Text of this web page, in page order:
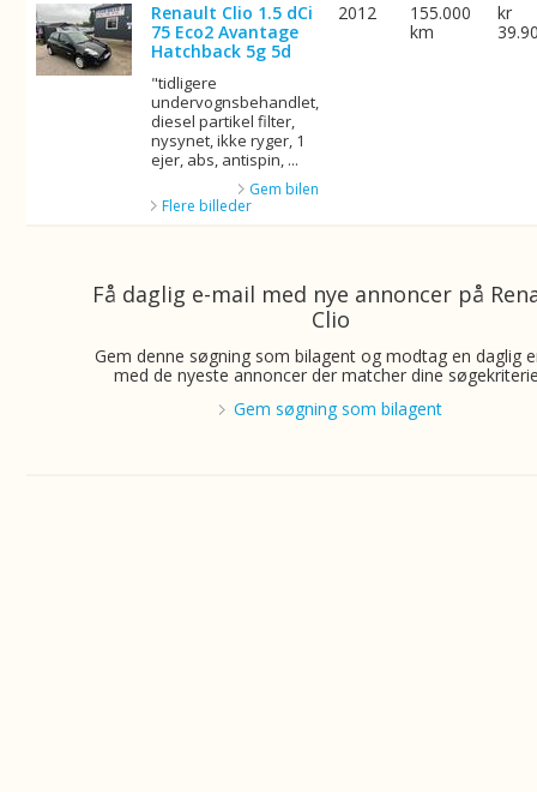
Renault Clio 1.5 dCi
75 Eco2 Avantage
Hatchback 5g 5d
"tidligere
undervognsbehandlet,
diesel partikel filter,
nysynet, ikke ryger, 1
ejer, abs, antispin, ...
Gem bilen
Flere billeder
2012
155.000
km
kr
Få daglig e-mail med nye annoncer på
Clio
Gem denne søgning som bilagent og modtag en daglig
med de nyeste annoncer der matcher dine
Gem søgning som bilagent